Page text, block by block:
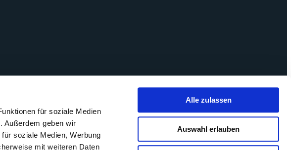
für soziale Medien
Außerdem geben wir
soziale Medien, Werbung
mit weiteren Daten
Alle zulassen
Auswahl erlauben